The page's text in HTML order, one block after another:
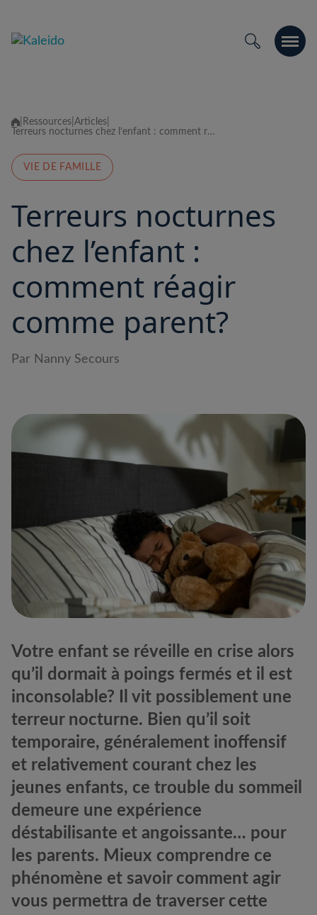
content
Ressources Articles
Terreurs nocturnes chez l’enfant : comment réagir comme parent?
VIE DE FAMILLE
Terreurs nocturnes
chez l’enfant :
comment réagir
comme parent?
Par Nanny Secours
Votre enfant se réveille en crise alors
qu’il dormait à poings fermés et il est
inconsolable? Il vit possiblement une
terreur nocturne. Bien qu’il soit
temporaire, généralement inoffensif
et relativement courant chez les
jeunes enfants, ce trouble du sommeil
demeure une expérience
déstabilisante et angoissante… pour
les parents. Mieux comprendre ce
phénomène et savoir comment agir
vous permettra de traverser cette